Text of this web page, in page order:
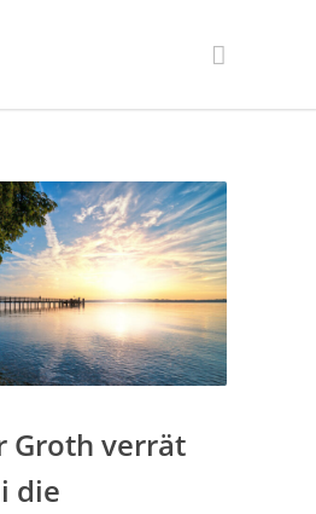
Groth verrät
die